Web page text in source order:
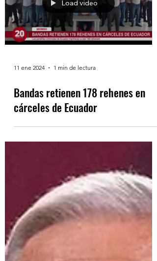
Load video
11 ene 2024 1 min de lectura
Bandas retienen 178 rehenes en
cárceles de Ecuador